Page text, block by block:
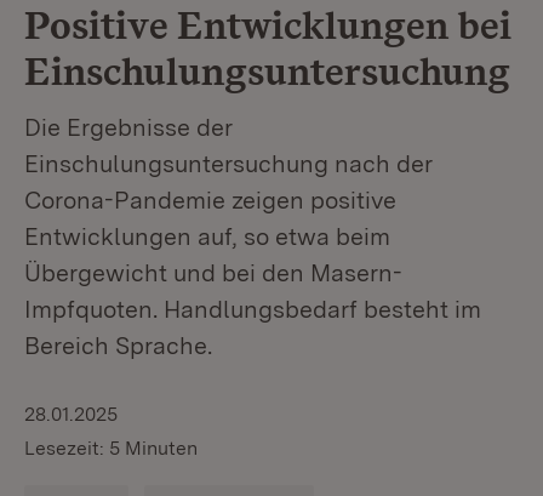
Positive Entwicklungen bei
Einschulungsuntersuchung
Die Ergebnisse der
Einschulungsuntersuchung nach der
Corona-Pandemie zeigen positive
Entwicklungen auf, so etwa beim
Übergewicht und bei den Masern-
Impfquoten. Handlungsbedarf besteht im
Bereich Sprache.
28.01.2025
Lesezeit: 5 Minuten